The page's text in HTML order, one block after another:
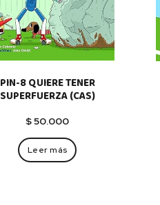
PIN-8 QUIERE TENER
SUPERFUERZA (CAS)
$50.000
Leer más